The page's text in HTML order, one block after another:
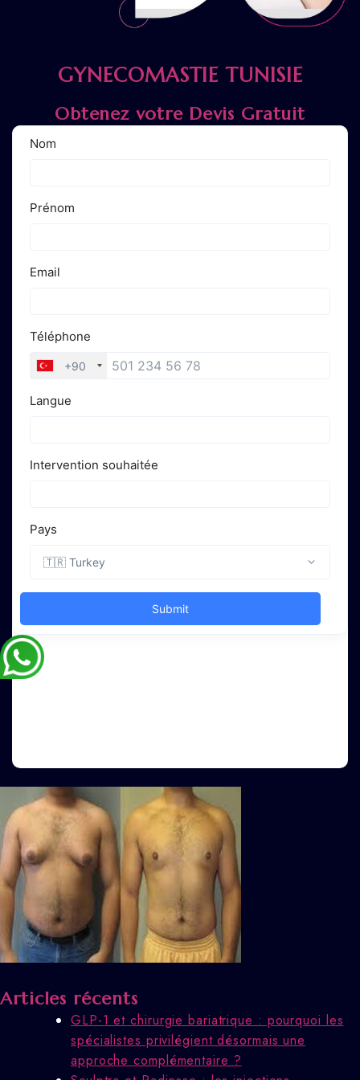
GYNECOMASTIE TUNISIE
Obtenez votre Devis Gratuit
Articles récents
GLP-1 et chirurgie bariatrique : pourquoi les
spécialistes privilégient désormais une
approche complémentaire ?